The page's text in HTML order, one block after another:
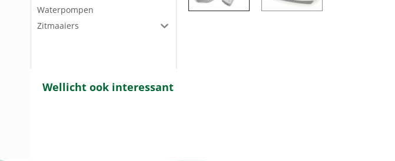
Waterpompen
Zitmaaiers
Wellicht ook interessant